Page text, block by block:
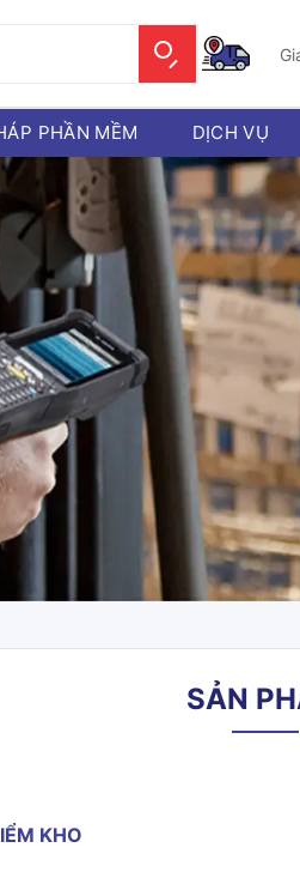
PHẦN MỀM DỊCH VỤ
SẢN
KHO